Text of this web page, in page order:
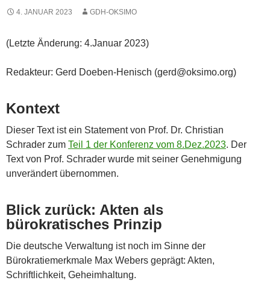
4. JANUAR 2023 GDH-OKSIMO
(Letzte Änderung: 4.Januar 2023)
Redakteur: Gerd Doeben-Henisch (gerd@oksimo.org)
Kontext
Dieser Text ist ein Statement von Prof. Dr. Christian
Schrader zum Teil 1 der Konferenz vom 8.Dez.2023. Der
Text von Prof. Schrader wurde mit seiner Genehmigung
unverändert übernommen.
Blick zurück: Akten als
bürokratisches Prinzip
Die deutsche Verwaltung ist noch im Sinne der
Bürokratiemerkmale Max Webers geprägt: Akten,
Schriftlichkeit, Geheimhaltung.